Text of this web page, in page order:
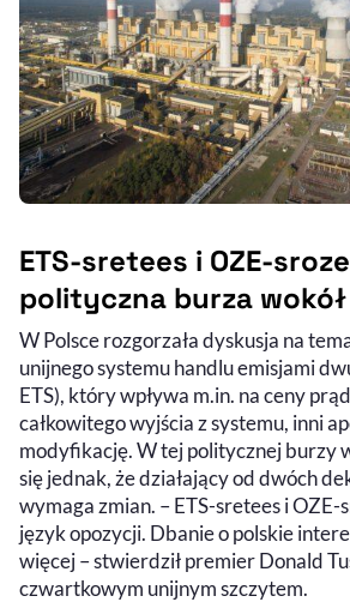
ETS-sretees i OZE-
polityczna burza
W Polsce rozgorzała dyskusja na
unijnego systemu handlu emisjami
ETS), który wpływa m.in. na ceny
całkowitego wyjścia z systemu, inni
modyfikację. W tej politycznej burzy
się jednak, że działający od dwóch
wymaga zmian. – ETS-sretees i OZE-
język opozycji. Dbanie o polskie
więcej – stwierdził premier Donald
czwartkowym unijnym szczytem.